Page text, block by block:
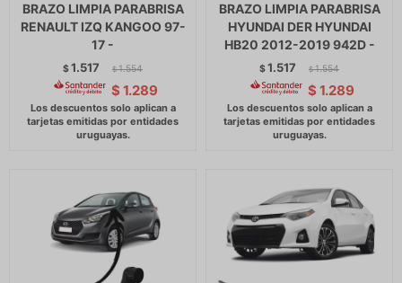
BRAZO LIMPIA PARABRISA
RENAULT IZQ KANGOO 97-
17 -
$1.517 $ 1.554
$ 1.289
BRAZO LIMPIA PARABRISA
HYUNDAI DER HYUNDAI
HB20 2012-2019 942D -
$1.517 $ 1.554
$ 1.289